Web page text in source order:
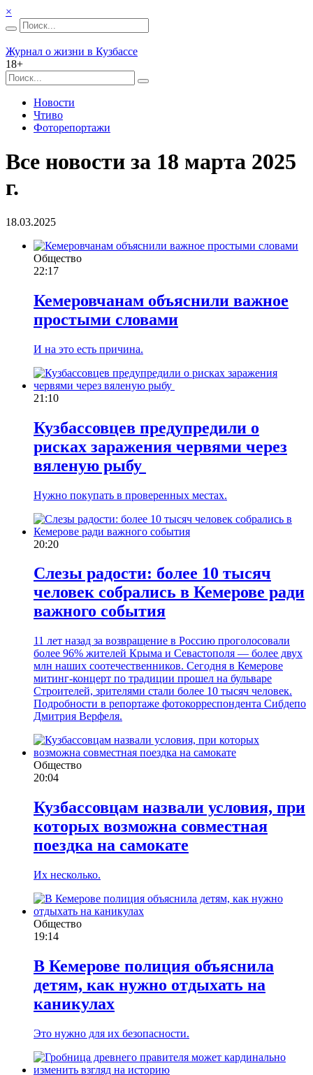
×
Журнал о жизни в Кузбассе
18+
Новости
Чтиво
Фоторепортажи
Все новости за 18 марта 2025
г.
18.03.2025
Общество
22:17
Кемеровчанам объяснили важное
простыми словами
И на это есть причина.
21:10
Кузбассовцев предупредили о
рисках заражения червями через
вяленую рыбу
Нужно покупать в проверенных местах.
20:20
Слезы радости: более 10 тысяч
человек собрались в Кемерове ради
важного события
11 лет назад за возвращение в Россию проголосовали
более 96% жителей Крыма и Севастополя — более двух
млн наших соотечественников. Сегодня в Кемерове
митинг-концерт по традиции прошел на бульваре
Строителей, зрителями стали более 10 тысяч человек.
Подробности в репортаже фотокорреспондента Сибдепо
Дмитрия Верфеля.
Общество
20:04
Кузбассовцам назвали условия, при
которых возможна совместная
поездка на самокате
Их несколько.
Общество
19:14
В Кемерове полиция объяснила
детям, как нужно отдыхать на
каникулах
Это нужно для их безопасности.